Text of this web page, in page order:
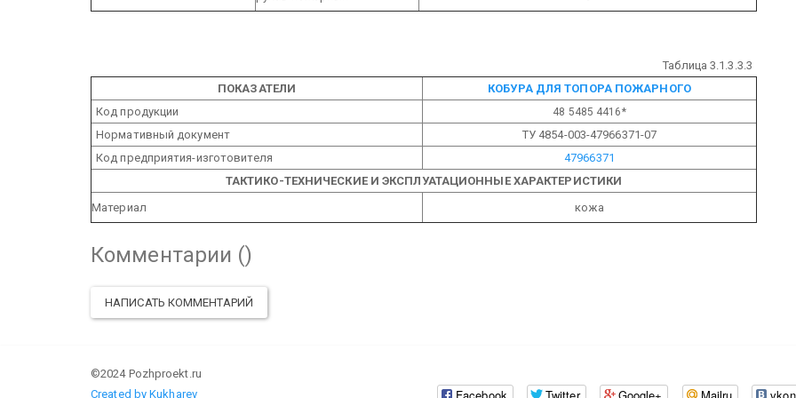
Таблица 3.1.3.3.3
ПОКАЗАТЕЛИ
КОБУРА ДЛЯ ТОПОРА ПОЖАРНОГО
Код продукции
48 5485 4416*
Нормативный документ
ТУ 4854-003-47966371-07
Код предприятия-изготовителя
47966371
ТАКТИКО-ТЕХНИЧЕСКИЕ И ЭКСПЛУАТАЦИОННЫЕ ХАРАКТЕРИСТИКИ
Материал
кожа
Комментарии ()
НАПИСАТЬ КОММЕНТАРИЙ
©2024 Pozhproekt.ru
Created by Kukharev
Facebook Twitter Google+ Mailru